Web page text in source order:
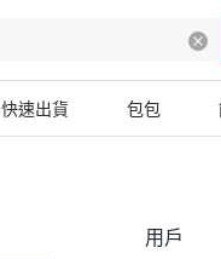
快速出貨 包包
用戶